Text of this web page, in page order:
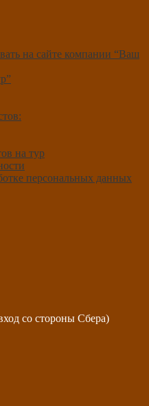
на сайте компании “Ваш
на тур
персональных данных
со стороны Сбера)